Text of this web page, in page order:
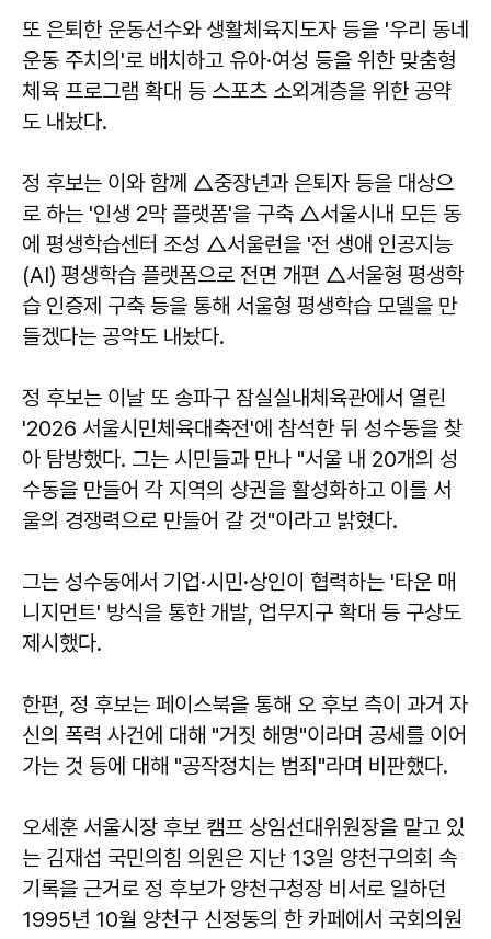
또 은퇴한 운동선수와 생활체육지도자 등을 '우리 동네
운동 주치의'로 배치하고 유아·여성 등을 위한 맞춤형
체육 프로그램 확대 등 스포츠 소외계층을 위한 공약
도 내놨다.
정 후보는 이와 함께 △중장년과 은퇴자 등을 대상으
로 하는 '인생 2막 플랫폼'을 구축 △서울시내 모든 동
에 평생학습센터 조성 △서울런을 '전 생애 인공지능
(AI) 평생학습 플랫폼으로 전면 개편 △서울형 평생학
습 인증제 구축 등을 통해 서울형 평생학습 모델을 만
들겠다는 공약도 내놨다.
정 후보는 이날 또 송파구 잠실실내체육관에서 열린
'2026 서울시민체육대축전'에 참석한 뒤 성수동을 찾
아 탐방했다. 그는 시민들과 만나 "서울 내 20개의 성
수동을 만들어 각 지역의 상권을 활성화하고 이를 서
울의 경쟁력으로 만들어 갈 것"이라고 밝혔다.
그는 성수동에서 기업·시민·상인이 협력하는 '타운 매
니지먼트' 방식을 통한 개발, 업무지구 확대 등 구상도
제시했다.
한편, 정 후보는 페이스북을 통해 오 후보 측이 과거 자
신의 폭력 사건에 대해 "거짓 해명"이라며 공세를 이어
가는 것 등에 대해 "공작정치는 범죄"라며 비판했다.
오세훈 서울시장 후보 캠프 상임선대위원장을 맡고 있
는 김재섭 국민의힘 의원은 지난 13일 양천구의회 속
기록을 근거로 정 후보가 양천구청장 비서로 일하던
1995년 10월 양천구 신정동의 한 카페에서 국회의원